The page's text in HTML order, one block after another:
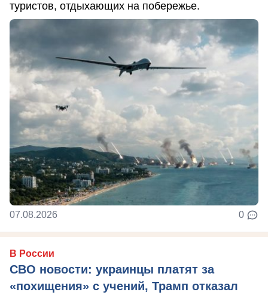
туристов, отдыхающих на побережье.
07.08.2026 0
В России
СВО новости: украинцы платят за
«похищения» с учений, Трамп отказал